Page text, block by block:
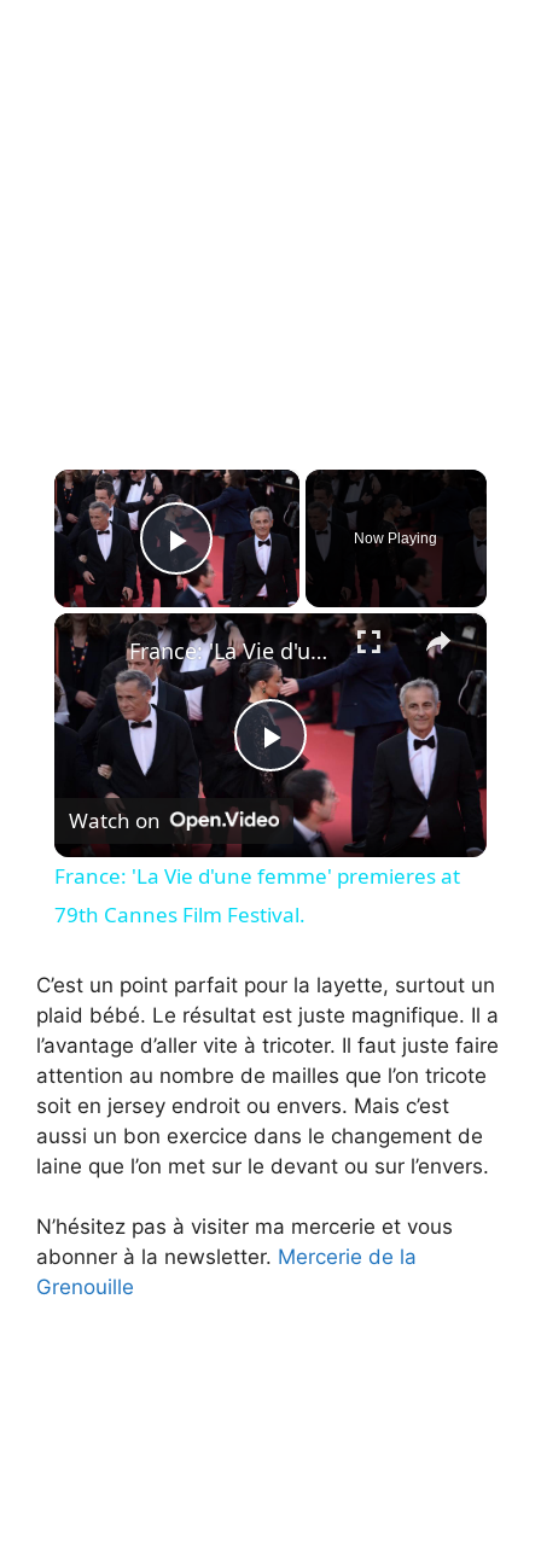
×
Play Video
Now Playing
×
P
a
y
V
i
e
France: 'La Vie d'une femme' premieres at 79th Cannes Film Festival.
Watch on
France: 'La Vie d'une femme' premieres at
79th Cannes Film Festival.
C’est un point parfait pour la layette, surtout un
plaid bébé. Le résultat est juste magnifique. Il a
l’avantage d’aller vite à tricoter. Il faut juste faire
attention au nombre de mailles que l’on tricote
soit en jersey endroit ou envers. Mais c’est
aussi un bon exercice dans le changement de
laine que l’on met sur le devant ou sur l’envers.
N’hésitez pas à visiter ma mercerie et vous
abonner à la newsletter. Mercerie de la
Grenouille